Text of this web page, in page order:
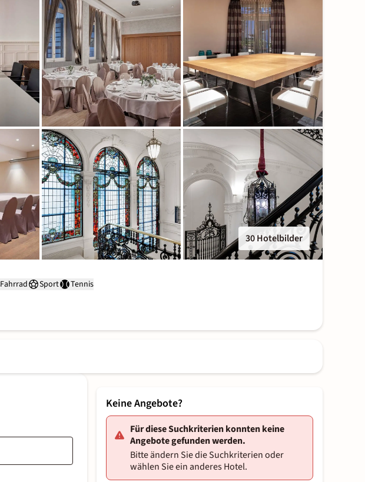
30 Hotelbilder
Fahrrad Sport Tennis
Keine Angebote?
Für diese Suchkriterien konnten keine
Angebote gefunden werden.
Bitte ändern Sie die Suchkriterien oder
wählen Sie ein anderes Hotel.